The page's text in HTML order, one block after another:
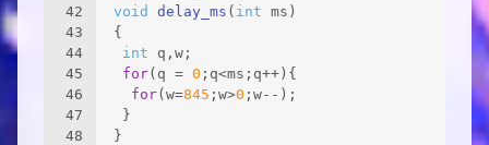
42
43
44
45
46
47
48
void
delay_ms ( int ms)
{
int q,w;
for(q = 0 ;q<ms;q++){
for(w=845 ;w>0 ;w--);
}
}